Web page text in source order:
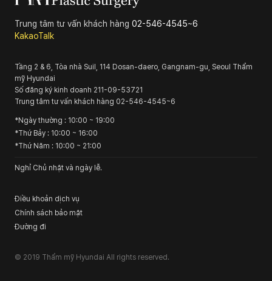
Trung tâm tư vấn khách hàng 02-546-4545~6
KakaoTalk
Tầng 2 & 6, Tòa nhà Suil, 114 Dosan-daero, Gangnam-gu, Seoul Thẩm
mỹ Hyundai
Số đăng ký kinh doanh 211-09-53721
Trung tâm tư vấn khách hàng 02-546-4545~6
*Ngày thường : 10:00 ~ 19:00
*Thứ Bảy : 10:00 ~ 16:00
*Thứ Năm : 10:00 ~ 21:00
Nghỉ Chủ nhật và ngày lễ.
Điều khoản dịch vụ
Chính sách bảo mật
Đường đi
© 2019 Thẩm mỹ Hyundai All rights reserved.